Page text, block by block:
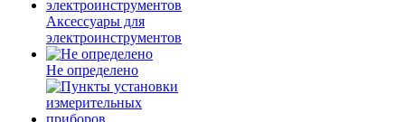
Аксессуары для
электроинструментов
Не определено